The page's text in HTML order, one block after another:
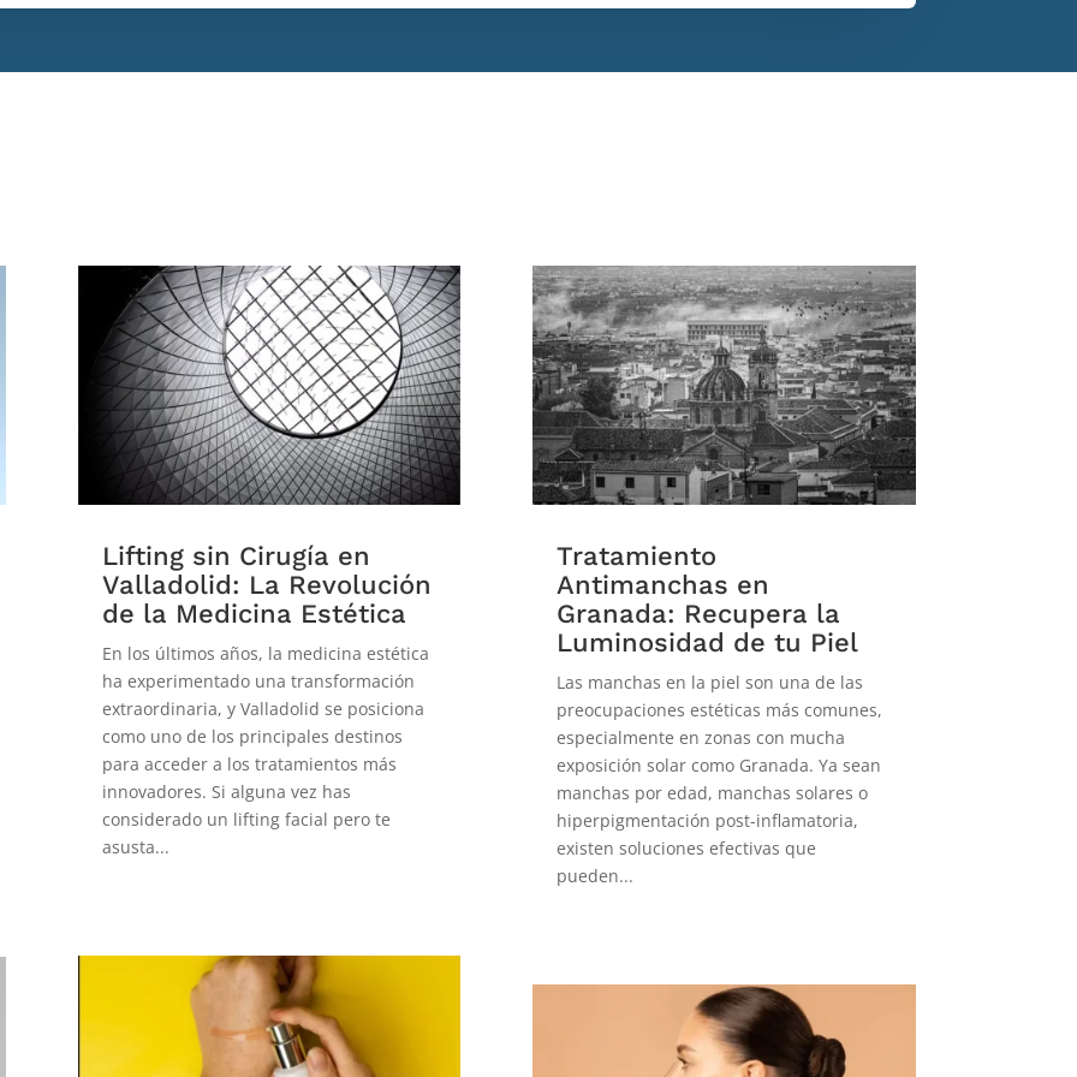
Lifting sin Cirugía en
Valladolid: La Revolución
de la Medicina Estética
En los últimos años, la medicina estética
ha experimentado una transformación
extraordinaria, y Valladolid se posiciona
como uno de los principales destinos
para acceder a los tratamientos más
innovadores. Si alguna vez has
considerado un lifting facial pero te
asusta...
Tratamiento
Antimanchas en
Granada: Recupera la
Luminosidad de tu Piel
Las manchas en la piel son una de las
preocupaciones estéticas más comunes,
especialmente en zonas con mucha
exposición solar como Granada. Ya sean
manchas por edad, manchas solares o
hiperpigmentación post-inflamatoria,
existen soluciones efectivas que
pueden...